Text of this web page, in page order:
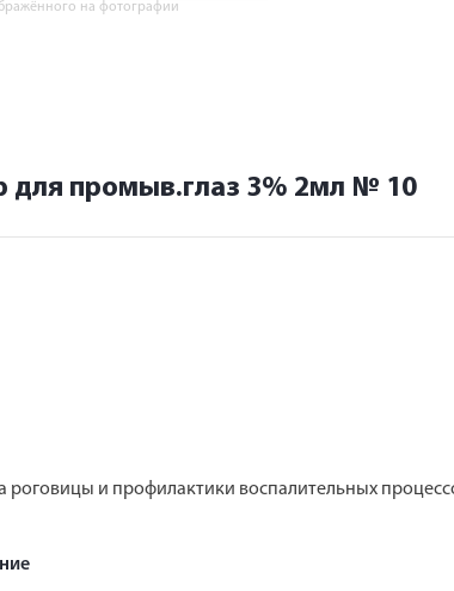
на фотографии
для промыв.глаз 3% 2мл № 10
роговицы и профилактики воспалительных